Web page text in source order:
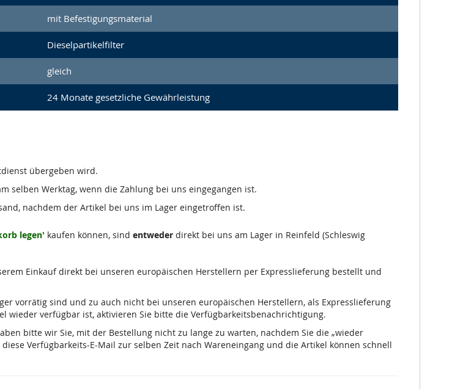
mit Befestigungsmaterial
Dieselpartikelfilter
gleich
24 Monate gesetzliche Gewährleistung
übergeben wird.
selben Werktag, wenn die Zahlung bei uns eingegangen ist.
nachdem der Artikel bei uns im Lager eingetroffen ist.
legen' kaufen können, sind entweder direkt bei uns am Lager in Reinfeld (Schleswig
Einkauf direkt bei unseren europäischen Herstellern per Expresslieferung bestellt und
vorrätig sind und zu auch nicht bei unseren europäischen Herstellern, als Expresslieferung
wieder verfügbar ist, aktivieren Sie bitte die Verfügbarkeitsbenachrichtigung.
bitte wir Sie, mit der Bestellung nicht zu lange zu warten, nachdem Sie die „wieder
Verfügbarkeits-E-Mail zur selben Zeit nach Wareneingang und die Artikel können schnell